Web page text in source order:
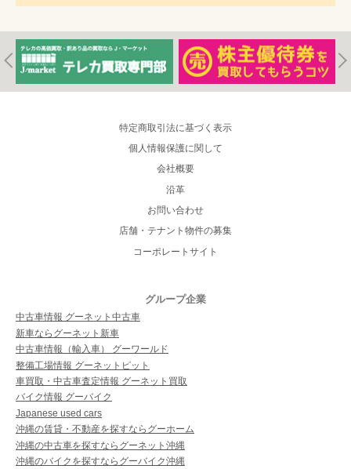
特定商取引法に基づく表示
個人情報保護に関して
会社概要
沿革
お問い合わせ
店舗・テナント物件の募集
コーポレートサイト
グループ企業
中古車情報 グーネット中古車
新車ならグーネット新車
中古車情報（輸入車） グーワールド
整備工場情報 グーネットピット
車買取・中古車査定情報 グーネット買取
バイク情報 グーバイク
Japanese used cars
沖縄の賃貸・不動産を探すならグーホーム
沖縄の中古車を探すならグーネット沖縄
沖縄のバイクを探すならグーバイク沖縄